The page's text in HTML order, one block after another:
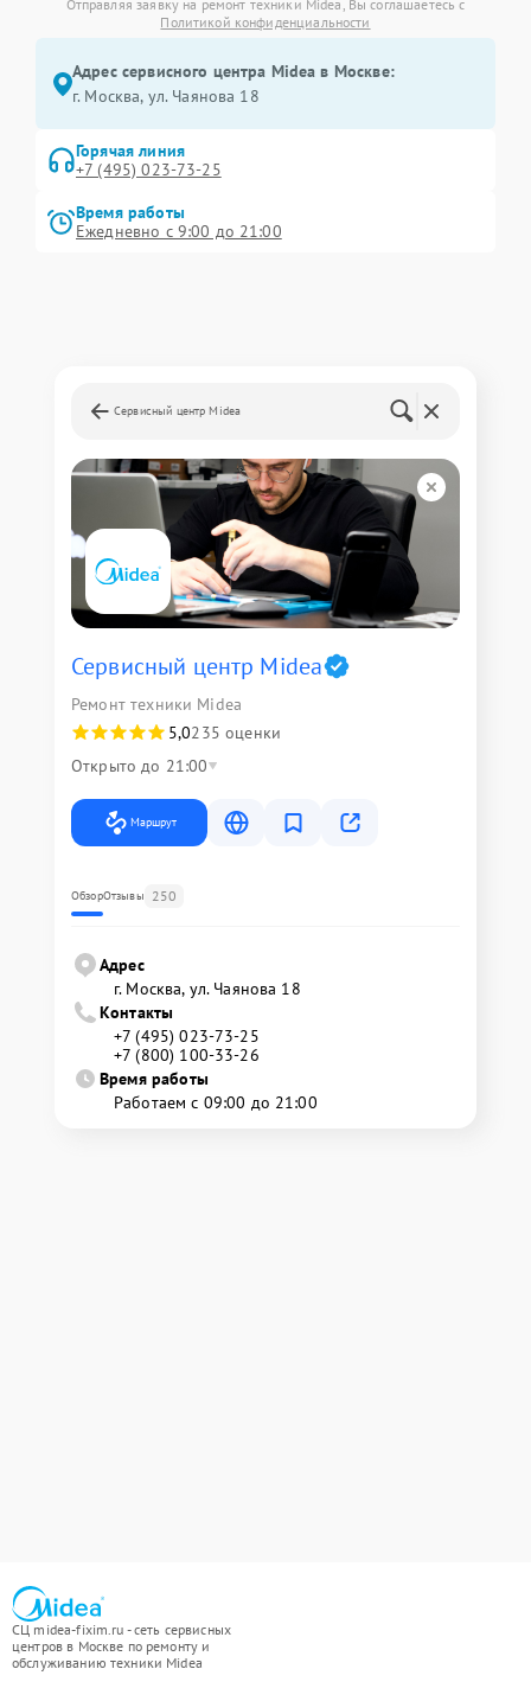
Отправляя заявку на ремонт техники Midea, Вы соглашаетесь с
Политикой конфиденциальности
Адрес сервисного центра Midea в Москве:
г. Москва, ул. Чаянова 18
Горячая линия
+7 (495) 023-73-25
Время работы
Ежедневно с 9:00 до 21:00
Сервисный центр Midea
Сервисный центр Midea
Ремонт техники Midea
5,0235 оценки
Открыто до 21:00
Маршрут
ОбзорОтзывы 250
Адрес
г. Москва, ул. Чаянова 18
Контакты
+7 (495) 023-73-25
+7 (800) 100-33-26
Время работы
Работаем с 09:00 до 21:00
СЦ midea-fixim.ru - сеть сервисных
центров в Москве по ремонту и
обслуживанию техники Midea